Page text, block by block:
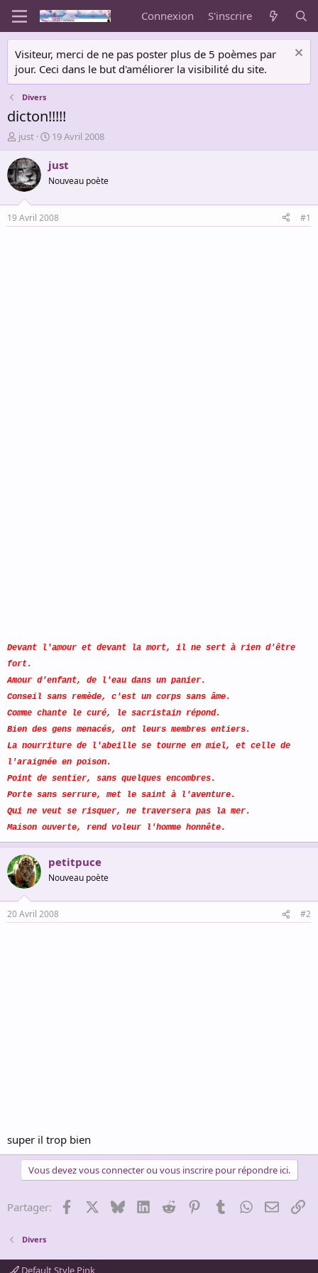
Connexion S'inscrire
Visiteur, merci de ne pas poster plus de 5 poèmes par
jour. Ceci dans le but d'améliorer la visibilité du site.
Divers
dicton!!!!!
A
u
t
e
u
r
d
e
just
D
a
t
d
d
é
19 Avril 2008
just
Nouveau poète
19 Avril 2008 #1
Devant l'amour et devant la mort, il ne sert à rien d'être
fort.
Amour d'enfant, de l'eau dans un panier.
Conseil sans remède, c'est un corps sans âme.
Comme chante le curé, le sacristain répond.
Bien des gens menacés, ont leurs membres entiers.
La nourriture de l'abeille se tourne en miel, et celle de
l'araignée en poison.
Point de sentier, sans quelques encombres.
Porte sans serrure, met le saint à l'aventure.
Qui ne veut se risquer, ne traversera pas la mer.
Maison ouverte, rend voleur l'homme honnête.
petitpuce
Nouveau poète
20 Avril 2008 #2
super il trop bien
Vous devez vous connecter ou vous inscrire pour répondre ici.
Partager: Facebook BlueskyLinkedInReddit PinterestTumblrWhatsApp
Email
Divers
Default Style Pink